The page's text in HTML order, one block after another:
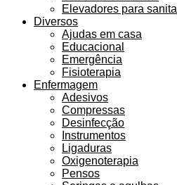
Elevadores para sanita
Diversos
Ajudas em casa
Educacional
Emergência
Fisioterapia
Enfermagem
Adesivos
Compressas
Desinfecção
Instrumentos
Ligaduras
Oxigenoterapia
Pensos